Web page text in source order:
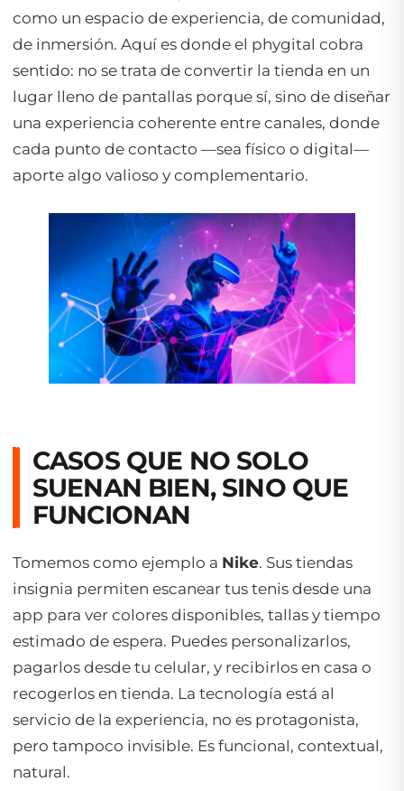
como un espacio de experiencia, de comunidad,
de inmersión. Aquí es donde el phygital cobra
sentido: no se trata de convertir la tienda en un
lugar lleno de pantallas porque sí, sino de diseñar
una experiencia coherente entre canales, donde
cada punto de contacto —sea físico o digital—
aporte algo valioso y complementario.
CASOS QUE NO SOLO
SUENAN BIEN, SINO QUE
FUNCIONAN
Tomemos como ejemplo a Nike. Sus tiendas
insignia permiten escanear tus tenis desde una
app para ver colores disponibles, tallas y tiempo
estimado de espera. Puedes personalizarlos,
pagarlos desde tu celular, y recibirlos en casa o
recogerlos en tienda. La tecnología está al
servicio de la experiencia, no es protagonista,
pero tampoco invisible. Es funcional, contextual,
natural.